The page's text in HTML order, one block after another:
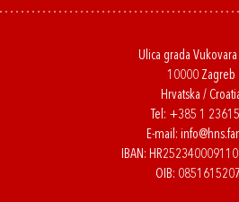
Ulica grada
10000 Zagreb
Hrvatska /
Tel: +385 1
E-mail:
IBAN:
OIB: